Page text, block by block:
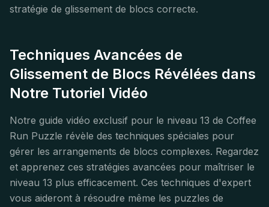
stratégie de glissement de blocs correcte.
Techniques Avancées de
Glissement de Blocs Révélées dans
Notre Tutoriel Vidéo
Notre guide vidéo exclusif pour le niveau 13 de Coffee
Run Puzzle révèle des techniques spéciales pour
gérer les arrangements de blocs complexes. Regardez
et apprenez ces stratégies avancées pour maîtriser le
niveau 13 plus efficacement. Ces techniques d'expert
vous aideront à résoudre même les puzzles de